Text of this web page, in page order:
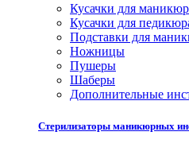
Кусачки для
Кусачки для
Подставки для
Ножницы
Пушеры
Шаберы
Дополнительные
Стерилизаторы маникюрных